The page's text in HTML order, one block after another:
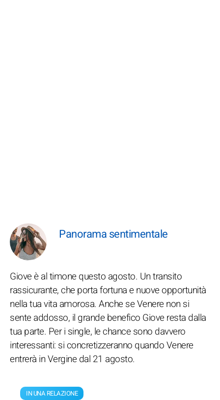
Panorama sentimentale
Giove è al timone questo agosto. Un transito
rassicurante, che porta fortuna e nuove opportunità
nella tua vita amorosa. Anche se Venere non si
sente addosso, il grande benefico Giove resta dalla
tua parte. Per i single, le chance sono davvero
interessanti: si concretizzeranno quando Venere
entrerà in Vergine dal 21 agosto.
IN UNA RELAZIONE